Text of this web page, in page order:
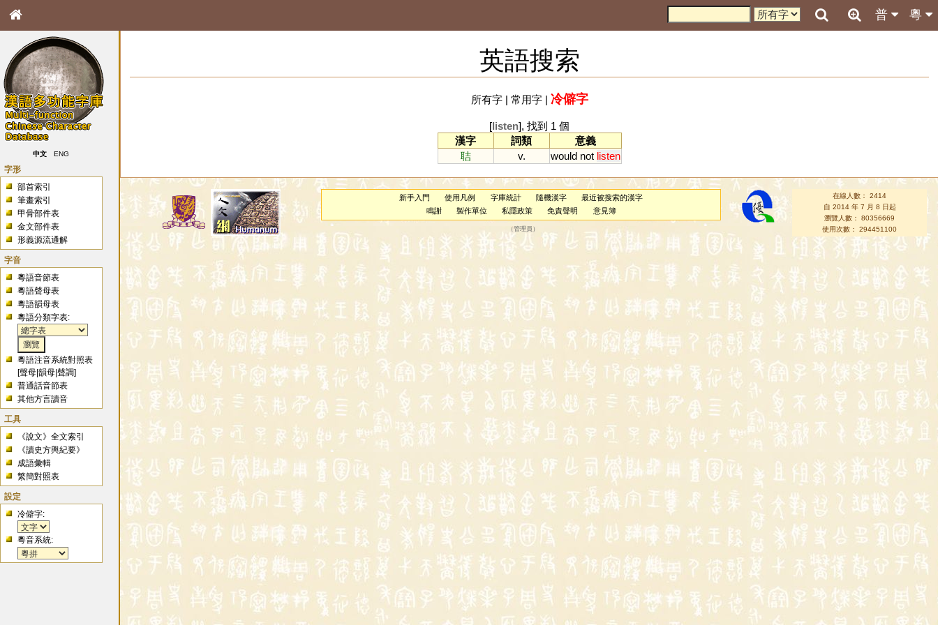
粵
普
中文 ENG
字形
部首索引
筆畫索引
甲骨部件表
金文部件表
形義源流通解
字音
粵語音節表
粵語聲母表
粵語韻母表
粵語分類字表:
粵語注音系統對照表
[聲母 |韻母 |聲調]
普通話音節表
其他方言讀音
工具
《說文》全文索引
《讀史方輿紀要》
成語彙輯
繁簡對照表
設定
冷僻字:
粵音系統:
英語搜索
所有字| 常用字| 冷僻字
[listen], 找到 1 個
漢字
詞類
意義
聐
v. would not listen
新手入門 使用凡例 字庫統計 隨機漢字
最近被搜索的漢字
鳴謝
製作單位 私隱政策 免責聲明 意見簿
（管理員 ）
在線人數： 2414
自 2014 年 7 月 8 日起
瀏覽人數： 80356669
使用次數： 294451100